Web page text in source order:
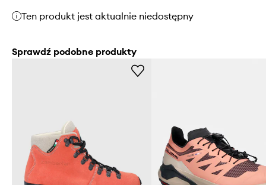
Ten produkt jest aktualnie niedostępny
Sprawdź podobne produkty